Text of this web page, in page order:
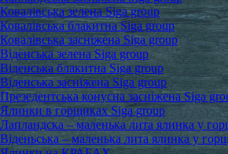
Ковалівська зелена Siga group
Ковалівська блакитна Siga group
Ковалівська засніжена Siga group
Віденська зелена Siga group
Віденська блакитна Siga group
Віденська засніжена Siga group
Презедентська конусна засніжена Siga
Ялинки в горщиках Siga group
Лапландска – маленька лита ялинка у
Віденьська – маленька лита ялинка у